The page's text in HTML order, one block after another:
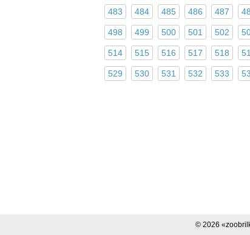
483 484 485 486 487
498 499 500 501 502
514 515 516 517 518
529 530 531 532 533